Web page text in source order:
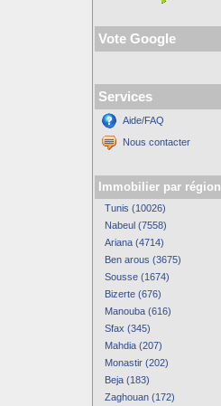
Vote Google
Services
Aide/FAQ
Nous contacter
Immobilier par région
Tunis (10026)
Nabeul (7558)
Ariana (4714)
Ben arous (3675)
Sousse (1674)
Bizerte (676)
Manouba (616)
Sfax (345)
Mahdia (207)
Monastir (202)
Beja (183)
Zaghouan (172)